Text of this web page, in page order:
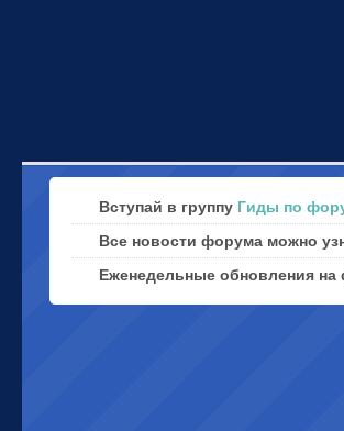
Вступай в группу Гиды по
Все новости форума можно
Еженедельные обновления